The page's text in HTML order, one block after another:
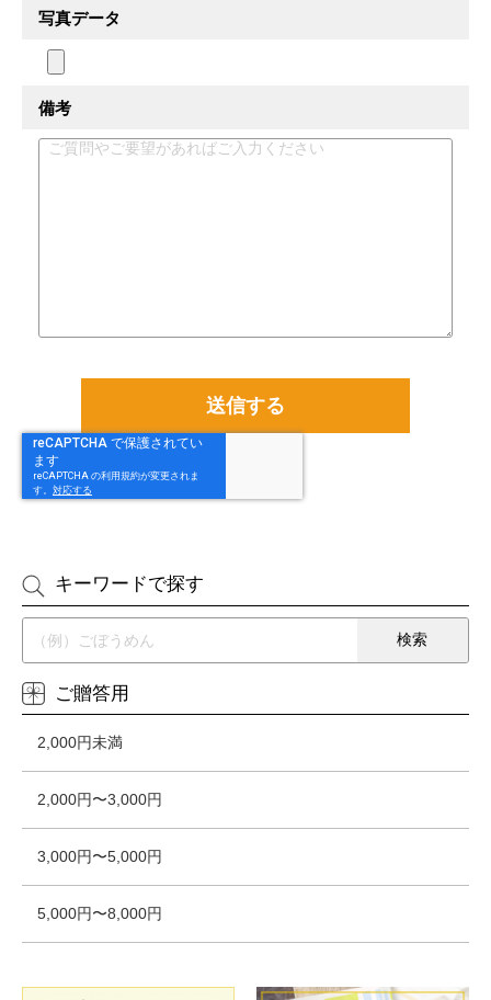
写真データ
備考
キーワードで探す
ご贈答用
2,000円未満
2,000円〜3,000円
3,000円〜5,000円
5,000円〜8,000円